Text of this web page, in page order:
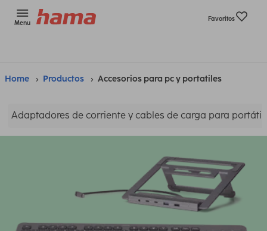
Menu
Favoritos
Home Productos Accesorios para pc y portatiles
Adaptadores de corriente y cables de carga para